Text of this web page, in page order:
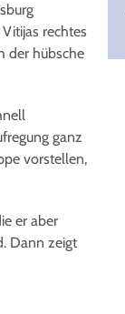
rechtes
der hübsche
ganz
vorstellen,
er aber
Dann zeigt